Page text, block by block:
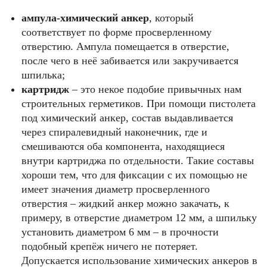
ампула-химический анкер, который
соответствует по форме просверленному
отверстию. Ампула помещается в отверстие,
после чего в неё забивается или закручивается
шпилька;
картридж – это некое подобие привычных нам
строительных герметиков. При помощи пистолета
под химический анкер, состав выдавливается
через спиралевидный наконечник, где и
смешиваются оба компонента, находящиеся
внутри картриджа по отдельности. Такие составы
хороши тем, что для фиксации с их помощью не
имеет значения диаметр просверленного
отверстия – жидкий анкер можно закачать, к
примеру, в отверстие диаметром 12 мм, а шпильку
установить диаметром 6 мм – в прочности
подобный крепёж ничего не потеряет.
Допускается использование химических анкеров в